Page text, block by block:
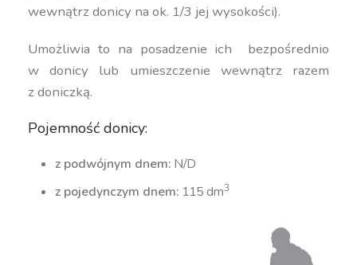
wewnątrz donicy na ok. 1/3 jej wysokości).
Umożliwia to na posadzenie ich bezpośrednio
w donicy lub umieszczenie wewnątrz razem
z doniczką.
Pojemność donicy:
z podwójnym dnem: N/D
z pojedynczym dnem: 115 dm3